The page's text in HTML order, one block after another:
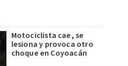
Motociclista cae, se
lesiona y provoca otro
choque en Coyoacán